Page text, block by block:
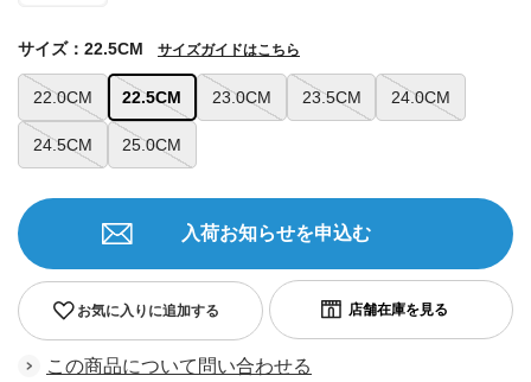
22.0CM 22.5CM 23.0CM 23.5CM 24.0CM
24.5CM 25.0CM
サイズ：22.5CM サイズガイドはこちら
お気に入りに追加する
入荷お知らせを申込む
この商品について問い合わせる